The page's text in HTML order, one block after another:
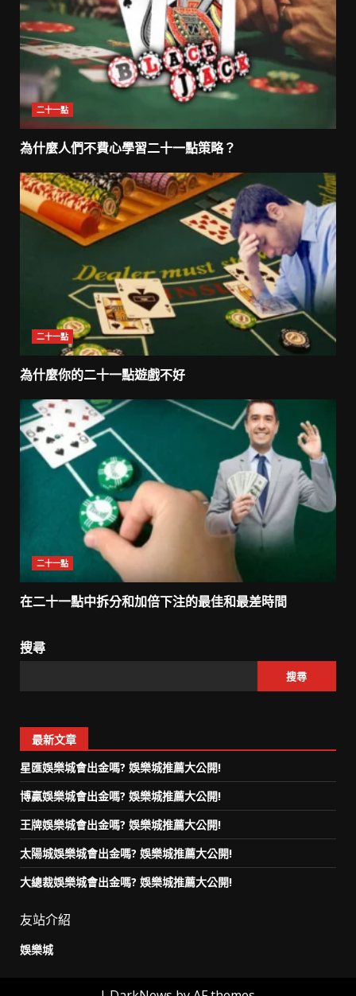
二十一點
為什麼人們不費心學習二十一點策略？
二十一點
為什麼你的二十一點遊戲不好
二十一點
在二十一點中拆分和加倍下注的最佳和最差時間
搜尋
搜尋
最新文章
星匯娛樂城會出金嗎? 娛樂城推薦大公開!
博贏娛樂城會出金嗎? 娛樂城推薦大公開!
王牌娛樂城會出金嗎? 娛樂城推薦大公開!
太陽城娛樂城會出金嗎? 娛樂城推薦大公開!
大總裁娛樂城會出金嗎? 娛樂城推薦大公開!
友站介紹
娛樂城